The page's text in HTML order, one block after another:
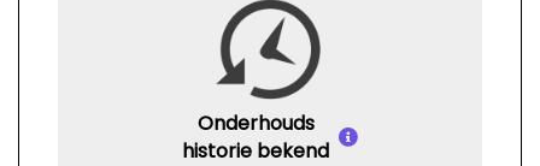
Onderhouds
historie bekend